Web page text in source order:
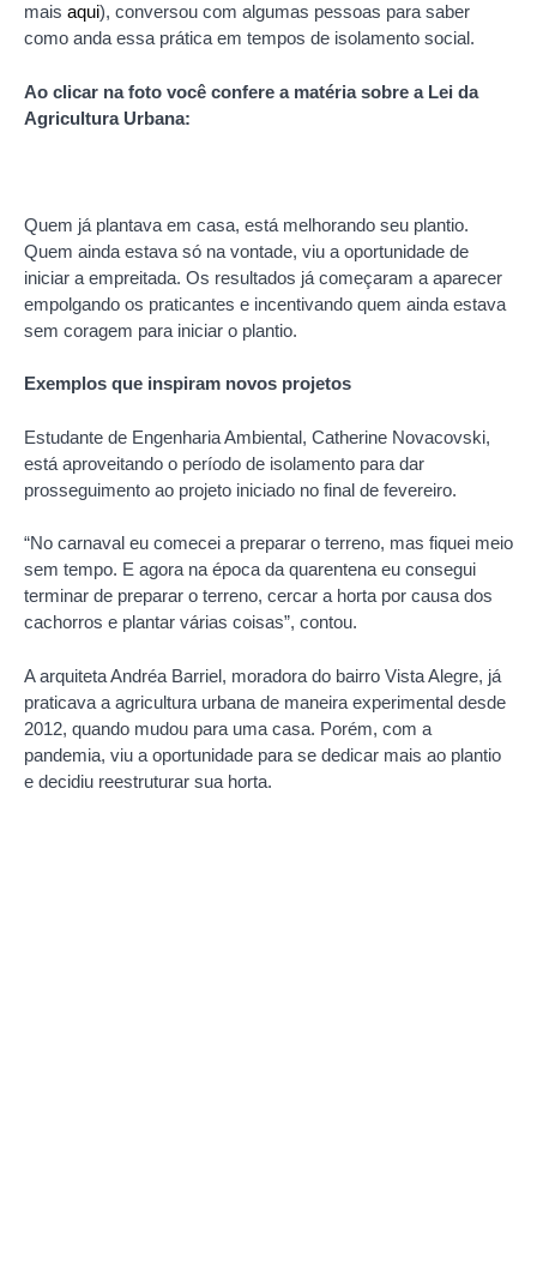
mais aqui), conversou com algumas pessoas para saber
como anda essa prática em tempos de isolamento social.
Ao clicar na foto você confere a matéria sobre a Lei da
Agricultura Urbana:
Quem já plantava em casa, está melhorando seu plantio.
Quem ainda estava só na vontade, viu a oportunidade de
iniciar a empreitada. Os resultados já começaram a aparecer
empolgando os praticantes e incentivando quem ainda estava
sem coragem para iniciar o plantio.
Exemplos que inspiram novos projetos
Estudante de Engenharia Ambiental, Catherine Novacovski,
está aproveitando o período de isolamento para dar
prosseguimento ao projeto iniciado no final de fevereiro.
“No carnaval eu comecei a preparar o terreno, mas fiquei meio
sem tempo. E agora na época da quarentena eu consegui
terminar de preparar o terreno, cercar a horta por causa dos
cachorros e plantar várias coisas”, contou.
A arquiteta Andréa Barriel, moradora do bairro Vista Alegre, já
praticava a agricultura urbana de maneira experimental desde
2012, quando mudou para uma casa. Porém, com a
pandemia, viu a oportunidade para se dedicar mais ao plantio
e decidiu reestruturar sua horta.